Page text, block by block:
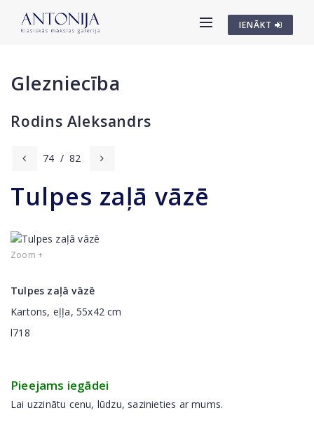
IENĀKT
Glezniecība
Rodins Aleksandrs
74 / 82
Tulpes zaļā vāzē
Zoom +
Tulpes zaļā vāzē
Kartons, eļļa, 55x42 cm
l718
Pieejams iegādei
Lai uzzinātu cenu, lūdzu, sazinieties ar mums.